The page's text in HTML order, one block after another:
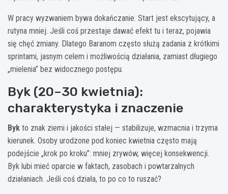
W pracy wyzwaniem bywa dokańczanie. Start jest ekscytujący, a
rutyna mniej. Jeśli coś przestaje dawać efekt tu i teraz, pojawia
się chęć zmiany. Dlatego Baranom często służą zadania z krótkimi
sprintami, jasnym celem i możliwością działania, zamiast długiego
„mielenia” bez widocznego postępu.
Byk (20–30 kwietnia):
charakterystyka i znaczenie
Byk to znak ziemi i jakości stałej — stabilizuje, wzmacnia i trzyma
kierunek. Osoby urodzone pod koniec kwietnia często mają
podejście „krok po kroku”: mniej zrywów, więcej konsekwencji.
Byk lubi mieć oparcie w faktach, zasobach i powtarzalnych
działaniach. Jeśli coś działa, to po co to ruszać?